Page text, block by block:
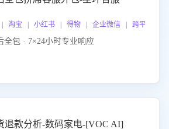
宝 | 小红书 | 得物 | 企业微信 | 跨平台
全包 · 7×24小时专业响应
退款分析-数码家电-[VOC AI]